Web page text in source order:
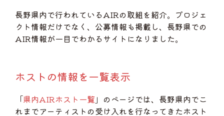
長野県内で行われているAIRの取組を紹介。プロジェ
クト情報だけでなく、公募情報も掲載し、長野県での
AIR情報が一目でわかるサイトになりました。
ホストの情報を一覧表示
「県内AIRホスト一覧 」のページでは、長野県内でこ
れまでアーティストの受け入れを行なってきたホスト